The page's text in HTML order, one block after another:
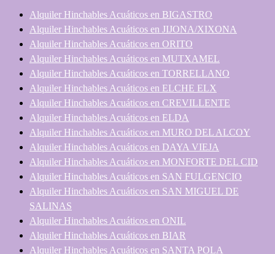
Alquiler Hinchables Acuáticos en BIGASTRO
Alquiler Hinchables Acuáticos en JIJONA/XIXONA
Alquiler Hinchables Acuáticos en ORITO
Alquiler Hinchables Acuáticos en MUTXAMEL
Alquiler Hinchables Acuáticos en TORRELLANO
Alquiler Hinchables Acuáticos en ELCHE ELX
Alquiler Hinchables Acuáticos en CREVILLENTE
Alquiler Hinchables Acuáticos en ELDA
Alquiler Hinchables Acuáticos en MURO DEL ALCOY
Alquiler Hinchables Acuáticos en DAYA VIEJA
Alquiler Hinchables Acuáticos en MONFORTE DEL CID
Alquiler Hinchables Acuáticos en SAN FULGENCIO
Alquiler Hinchables Acuáticos en SAN MIGUEL DE
SALINAS
Alquiler Hinchables Acuáticos en ONIL
Alquiler Hinchables Acuáticos en BIAR
Alquiler Hinchables Acuáticos en SANTA POLA